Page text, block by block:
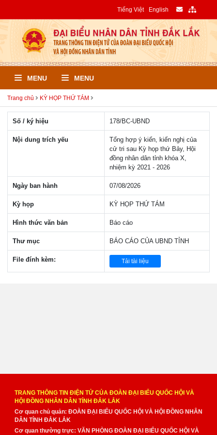
Tiếng Việt English
MENU MENU
Trang chủ KỲ HỌP THỨ TÁM
Số / ký hiệu 178/BC-UBND
Nội dung trích yếu
Tổng hợp ý kiến, kiến nghị của
cử tri sau Kỳ họp thứ Bảy, Hội
đồng nhân dân tỉnh khóa X,
nhiệm kỳ 2021 - 2026
Ngày ban hành 07/08/2026
Kỳ họp KỲ HỌP THỨ TÁM
Hình thức văn bản Báo cáo
Thư mục BÁO CÁO CỦA UBND TỈNH
File đính kèm: Tải tài liệu
TRANG THÔNG TIN ĐIỆN TỬ CỦA ĐOÀN ĐẠI BIỂU QUỐC HỘI VÀ
HỘI ĐỒNG NHÂN DÂN TỈNH ĐẮK LẮK
Cơ quan chủ quản: ĐOÀN ĐẠI BIỂU QUỐC HỘI VÀ HỘI ĐỒNG NHÂN
DÂN TỈNH ĐẮK LẮK
Cơ quan thường trực: VĂN PHÒNG ĐOÀN ĐẠI BIỂU QUỐC HỘI VÀ